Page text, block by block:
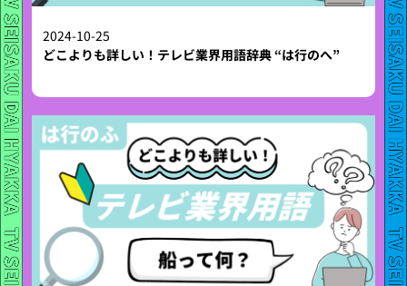
2024-10-25
どこよりも詳しい！テレビ業界用語辞典 “は行のへ”